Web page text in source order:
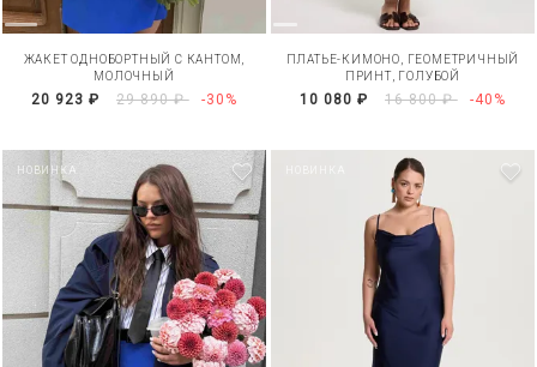
ЖАКЕТ ОДНОБОРТНЫЙ С КАНТОМ,
МОЛОЧНЫЙ
20 923 ₽ 29 890 ₽ -30%
ПЛАТЬЕ-КИМОНО, ГЕОМЕТРИЧНЫЙ
ПРИНТ, ГОЛУБОЙ
10 080 ₽ 16 800 ₽ -40%
НОВИНКА